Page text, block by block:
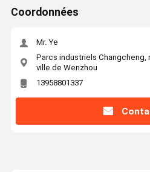
Coordonnées
Mr. Ye
Parcs industriels Changcheng,
ville de Wenzhou
13958801337